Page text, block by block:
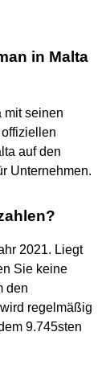
in Malta
mit seinen
auf den
Unternehmen.
2021. Liegt
Sie keine
den
regelmäßig
9.745sten